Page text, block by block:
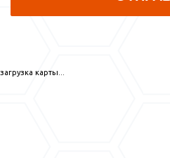
загрузка карты...